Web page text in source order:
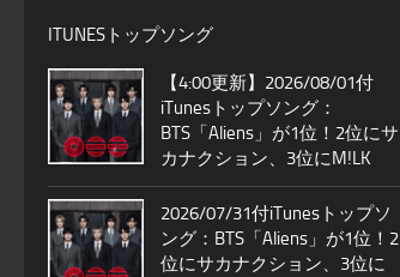
ITUNESトップソング
【4:00更新】2026/08/01付
iTunesトップソング：
BTS「Aliens」が1位！2位にサ
カナクション、3位にM!LK
2026/07/31付iTunesトップソ
ング：BTS「Aliens」が1位！2
位にサカナクション、3位に